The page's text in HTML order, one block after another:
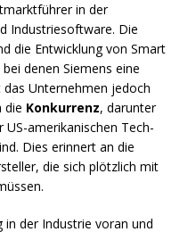
in der
Industriesoftware. Die
die Entwicklung von Smart
denen Siemens eine
Unternehmen jedoch
die Konkurrenz, darunter
amerikanischen Tech-
Dies erinnert an die
die sich plötzlich mit
der Industrie voran und